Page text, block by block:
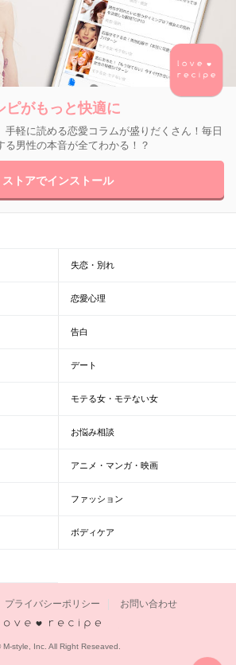
ピがもっと快適に
手軽に読める恋愛コラムが盛りだくさん！毎日
る男性の本音が全てわかる！？
ストアでインストール
失恋・別れ
恋愛心理
告白
デート
モテる女・モテない女
お悩み相談
アニメ・マンガ・映画
ファッション
ボディケア
プライバシーポリシー お問い合わせ
M-style, Inc. All Right Reseaved.